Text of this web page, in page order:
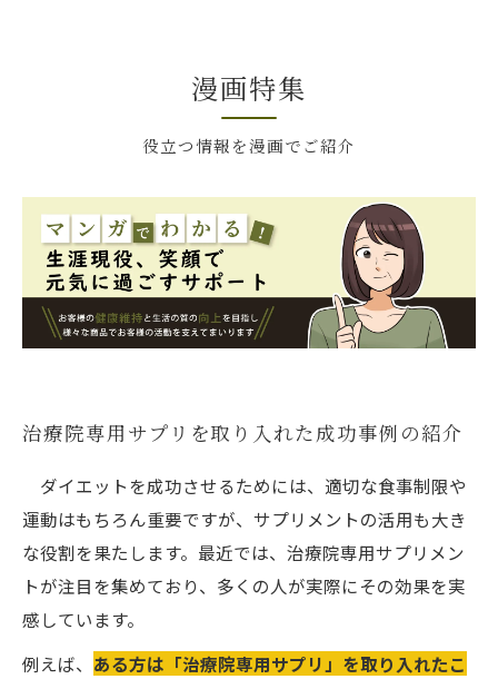
漫画特集
役立つ情報を漫画でご紹介
治療院専用サプリを取り入れた成功事例の紹介
ダイエットを成功させるためには、適切な食事制限や
運動はもちろん重要ですが、サプリメントの活用も大き
な役割を果たします。最近では、治療院専用サプリメン
トが注目を集めており、多くの人が実際にその効果を実
感しています。
例えば、 ある方は「治療院専用サプリ」を取り入れたこ